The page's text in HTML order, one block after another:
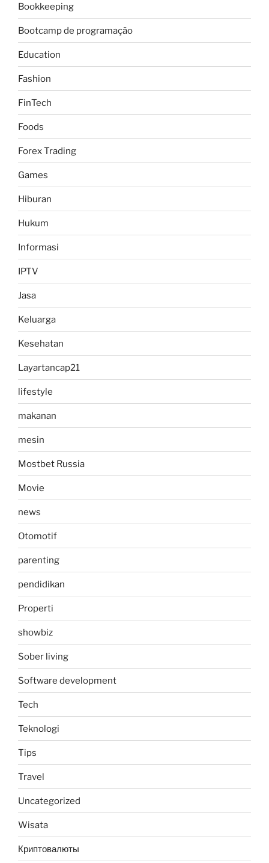
Bookkeeping
Bootcamp de programação
Education
Fashion
FinTech
Foods
Forex Trading
Games
Hiburan
Hukum
Informasi
IPTV
Jasa
Keluarga
Kesehatan
Layartancap21
lifestyle
makanan
mesin
Mostbet Russia
Movie
news
Otomotif
parenting
pendidikan
Properti
showbiz
Sober living
Software development
Tech
Teknologi
Tips
Travel
Uncategorized
Wisata
Криптовалюты